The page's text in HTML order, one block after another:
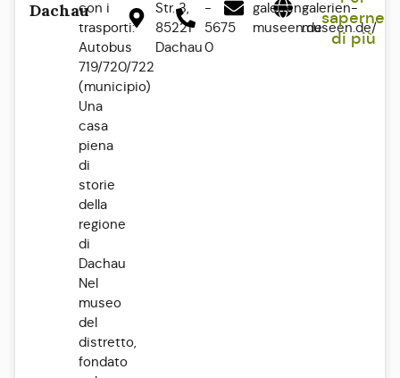
Dachaucon i
trasporti:
Autobus
719/720/722
(municipio)
Una
casa
piena
di
storie
della
regione
di
Dachau
Nel
museo
del
distretto,
fondato
Str. 3,
85221
Dachau
-
5675
0
galerien-
museen.de
galerien-
museen.de/
saperne
di più